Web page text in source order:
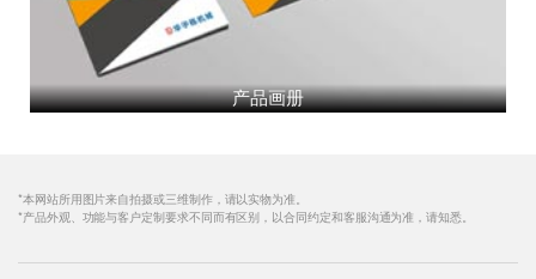
产品画册
*本网站所用图片来自拍摄或三维制作，请以实物为准。
*产品外观、功能与客户定制要求不同而有区别，以合同约定和客服沟通为准，请知悉。